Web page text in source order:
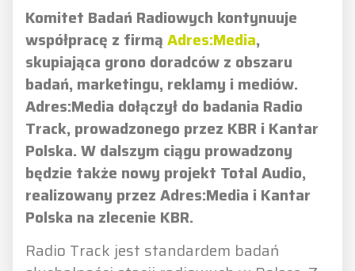
Komitet Badań Radiowych kontynuuje
współpracę z firmą Adres:Media,
skupiająca grono doradców z obszaru
badań, marketingu, reklamy i mediów.
Adres:Media dołączył do badania Radio
Track, prowadzonego przez KBR i Kantar
Polska. W dalszym ciągu prowadzony
będzie także nowy projekt Total Audio,
realizowany przez Adres:Media i Kantar
Polska na zlecenie KBR.
Radio Track jest standardem badań